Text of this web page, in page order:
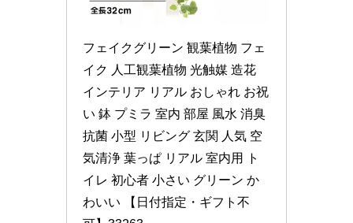
フェイクグリーン 観葉植物 フェ
イク 人工観葉植物 光触媒 造花
インテリア リアル おしゃれ お祝
い 鉢 プミラ 室内 部屋 風水 消臭
抗菌 小型 リビング 玄関 人気 空
気清浄 葉っぱ リアル 室内用 ト
イレ 初心者 小さい グリーン か
わいい 【日付指定・ギフト不